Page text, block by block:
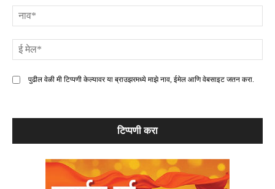
पुढील वेळी मी टिप्पणी केल्यावर या ब्राउझरमध्ये माझे नाव, ईमेल आणि वेबसाइट जतन करा.